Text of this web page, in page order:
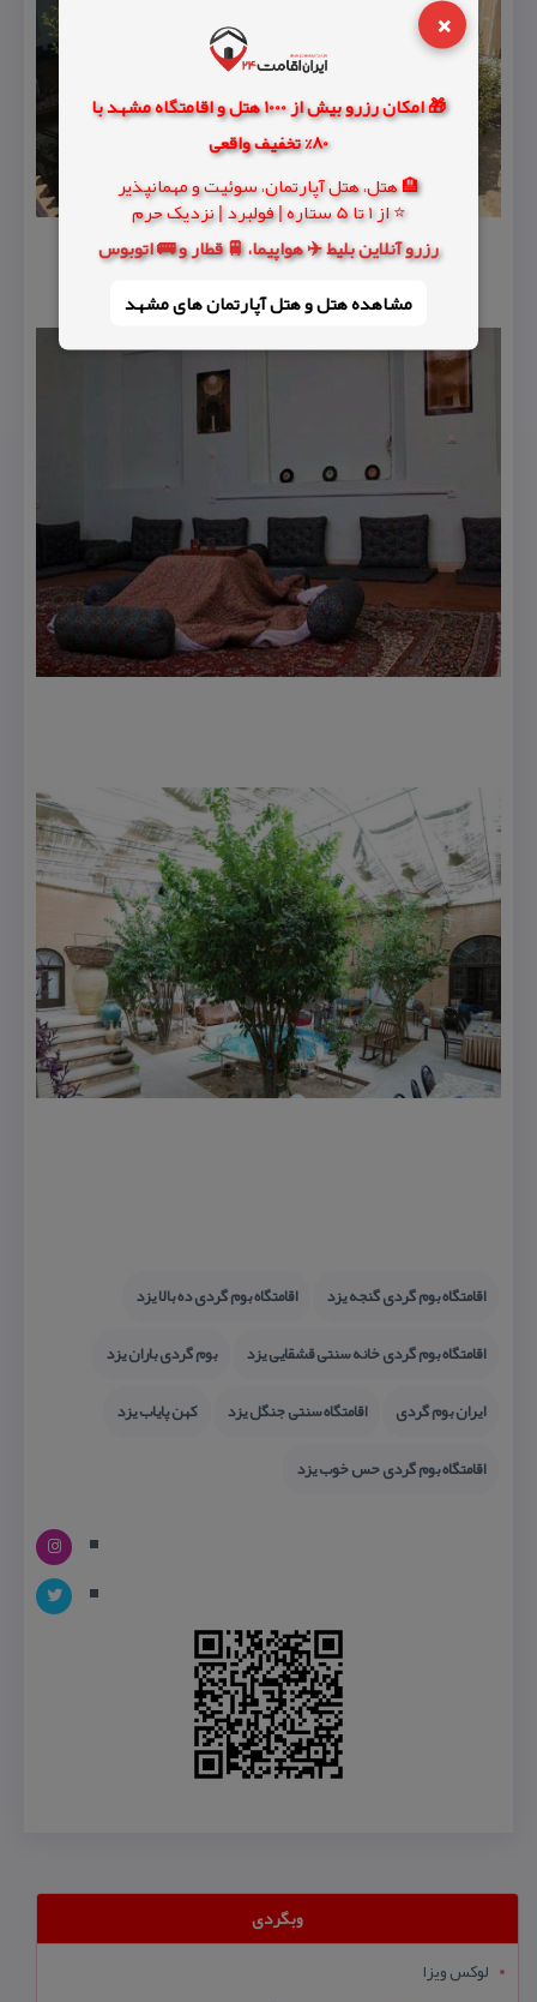
×
🎁 امکان رزرو بیش از 1000 هتل و اقامتگاه مشهد با
80% تخفیف واقعی
🏨 هتل، هتل آپارتمان، سوئیت و مهمانپذیر
⭐ از 1 تا 5 ستاره | فولبرد | نزدیک حرم
رزرو آنلاین بلیط ✈️ هواپیما، 🚆 قطار و 🚌 اتوبوس
مشاهده هتل و هتل‌ آپارتمان های مشهد
اقامتگاه بوم گردی گنجه یزد
اقامتگاه بوم گردی ده بالا یزد
اقامتگاه بوم گردی خانه سنتی قشقایی یزد
بوم گردی باران یزد
ایران بوم گردی
اقامتگاه سنتی جنگل یزد
كهن پایاب یزد
اقامتگاه بوم گردی حس خوب یزد
وبگردی
لوکس ویزا